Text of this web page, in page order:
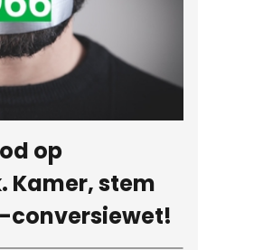
op
Kamer, stem
conversiewet!